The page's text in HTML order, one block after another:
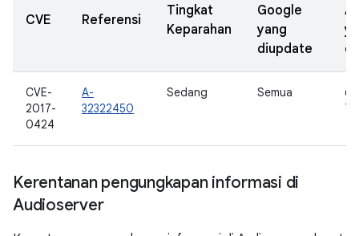
CVE Referensi
Tingkat
Keparahan
Google
yang
diupdate
CVE-
2017-
0424
A-
32322450
Sedang Semua
Kerentanan pengungkapan informasi di
Audioserver